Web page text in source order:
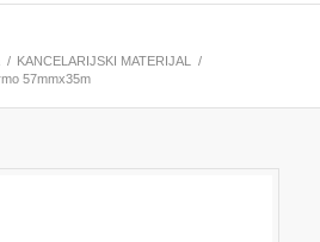
/ KANCELARIJSKI MATERIJAL
/
57mmx35m